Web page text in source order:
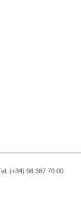
(+34) 96 387 70 00